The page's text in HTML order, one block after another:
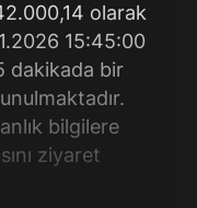
olarak
15:45:00
dakikada bir
bilgilere
ziyaret